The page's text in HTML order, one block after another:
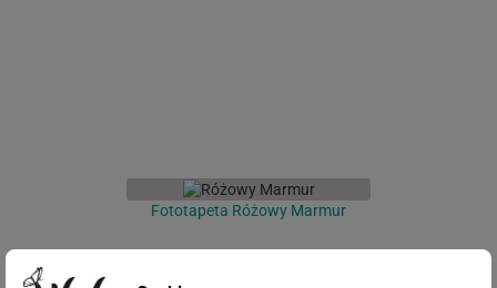
Fototapeta Różowy Marmur